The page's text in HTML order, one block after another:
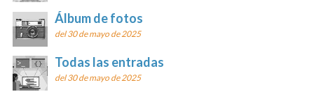
Álbum de fotos
del 30 de mayo de 2025
Todas las entradas
del 30 de mayo de 2025